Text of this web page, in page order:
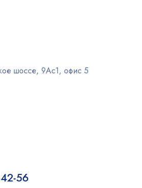
шоссе, 9Ас1, офис 5
56